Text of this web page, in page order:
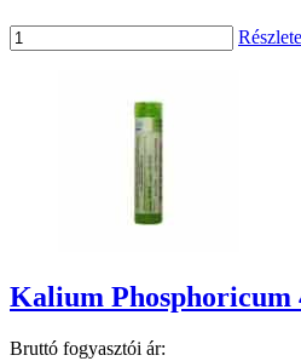
Kalium Phosphoricum
Bruttó fogyasztói ár: